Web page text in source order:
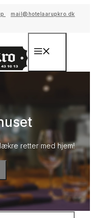
mail@hotelaarupkro.dk
retter med hjem!